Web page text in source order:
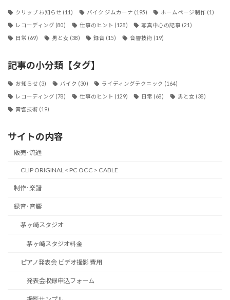
クリップ お知らせ (11) バイク ジムカーナ (195) ホームページ制作 (1)
レコーディング (80) 仕事のヒント (128) 写真中心の記事 (21)
日常 (69) 男と女 (38) 録音 (15) 音響技術 (19)
記事の小分類【タグ】
お知らせ (3) バイク (30) ライディングテクニック (164)
レコーディング (78) 仕事のヒント (129) 日常 (68) 男と女 (38)
音響技術 (19)
サイトの内容
販売･流通
CLIP ORIGINAL < PC OCC > CABLE
制作･楽譜
録音･音響
茅ヶ崎スタジオ
茅ヶ崎スタジオ料金
ピアノ発表会 ビデオ撮影 費用
発表会収録申込フォーム